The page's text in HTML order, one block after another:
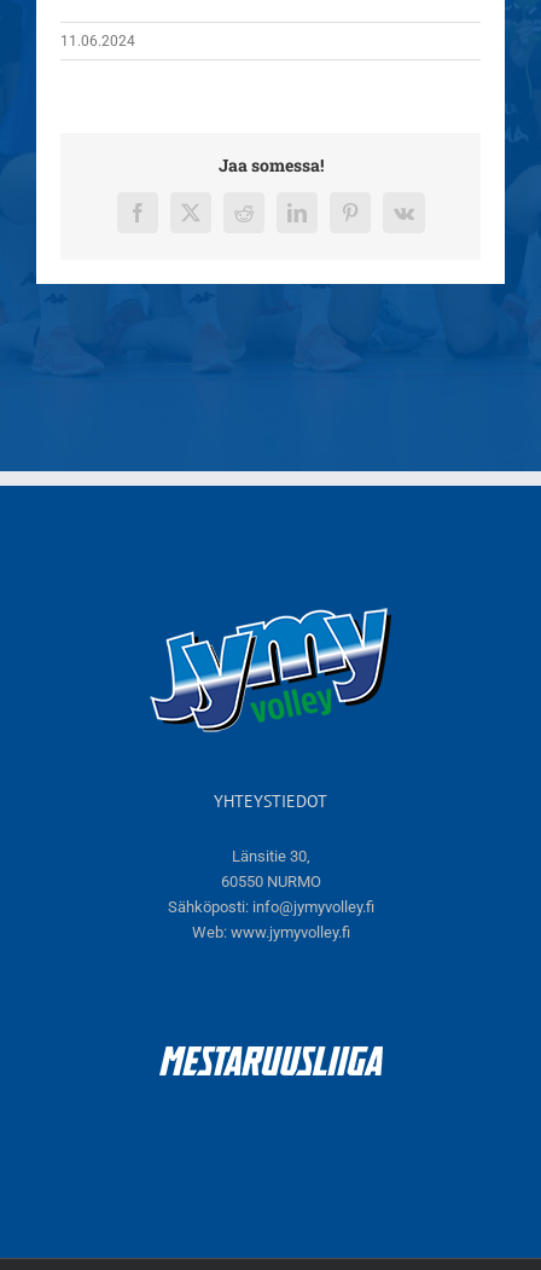
11.06.2024
Jaa somessa!
Facebook
X RedditLinkedInPinterest
Vk
YHTEYSTIEDOT
Länsitie 30,
60550 NURMO
Sähköposti: info@jymyvolley.fi
Web: www.jymyvolley.fi